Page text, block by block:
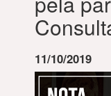
11/10/2019